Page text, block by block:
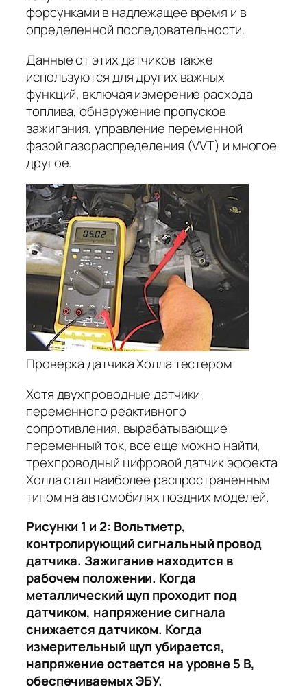
форсунками в надлежащее время и в
определенной последовательности.
Данные от этих датчиков также
используются для других важных
функций, включая измерение расхода
топлива, обнаружение пропусков
зажигания, управление переменной
фазой газораспределения (VVT) и многое
другое.
Проверка датчика Холла тестером
Хотя двухпроводные датчики
переменного реактивного
сопротивления, вырабатывающие
переменный ток, все еще можно найти,
трехпроводный цифровой датчик эффекта
Холла стал наиболее распространенным
типом на автомобилях поздних моделей.
Рисунки 1 и 2: Вольтметр,
контролирующий сигнальный провод
датчика. Зажигание находится в
рабочем положении. Когда
металлический щуп проходит под
датчиком, напряжение сигнала
снижается датчиком. Когда
измерительный щуп убирается,
напряжение остается на уровне 5 В,
обеспечиваемых ЭБУ.